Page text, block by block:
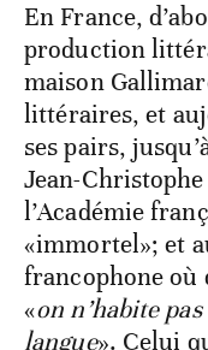
En France,
production
maison
littéraires, et
ses pairs,
Jean-
l’Académie
«immortel»; et
francophone où
«on n’habite
langue». Celui